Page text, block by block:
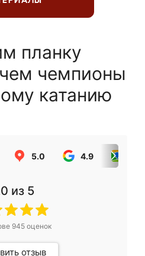
планку
чемпионы
катанию
5.0 4.9
из 5
945оценок
отзыв